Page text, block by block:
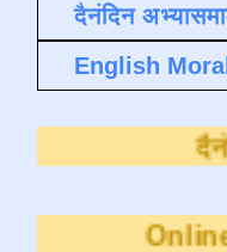
दैनंदिन
English
अभ्यास